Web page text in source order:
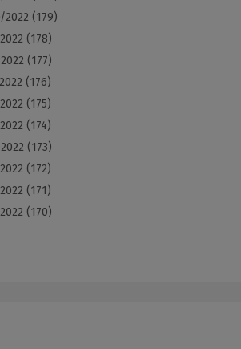
(179)
(178)
(177)
(176)
(175)
(174)
(173)
(172)
(171)
(170)